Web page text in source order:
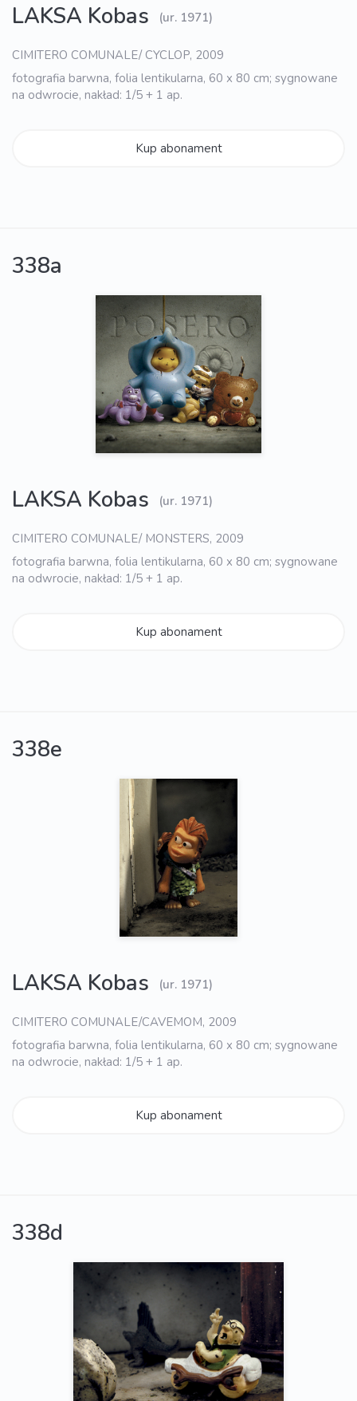
LAKSA Kobas (ur. 1971)
CIMITERO COMUNALE/ CYCLOP, 2009
fotografia barwna, folia lentikularna, 60 x 80 cm; sygnowane
na odwrocie, nakład: 1/5 + 1 ap.
Kup abonament
338a
LAKSA Kobas (ur. 1971)
CIMITERO COMUNALE/ MONSTERS, 2009
fotografia barwna, folia lentikularna, 60 x 80 cm; sygnowane
na odwrocie, nakład: 1/5 + 1 ap.
Kup abonament
338e
LAKSA Kobas (ur. 1971)
CIMITERO COMUNALE/CAVEMOM, 2009
fotografia barwna, folia lentikularna, 60 x 80 cm; sygnowane
na odwrocie, nakład: 1/5 + 1 ap.
Kup abonament
338d